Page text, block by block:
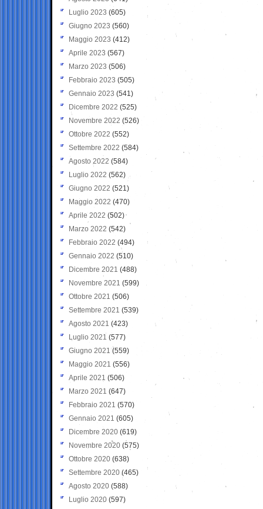
Luglio 2023 (605)
Giugno 2023 (560)
Maggio 2023 (412)
Aprile 2023 (567)
Marzo 2023 (506)
Febbraio 2023 (505)
Gennaio 2023 (541)
Dicembre 2022 (525)
Novembre 2022 (526)
Ottobre 2022 (552)
Settembre 2022 (584)
Agosto 2022 (584)
Luglio 2022 (562)
Giugno 2022 (521)
Maggio 2022 (470)
Aprile 2022 (502)
Marzo 2022 (542)
Febbraio 2022 (494)
Gennaio 2022 (510)
Dicembre 2021 (488)
Novembre 2021 (599)
Ottobre 2021 (506)
Settembre 2021 (539)
Agosto 2021 (423)
Luglio 2021 (577)
Giugno 2021(559)
Maggio 2021 (556)
Aprile 2021 (506)
Marzo 2021 (647)
Febbraio 2021 (570)
Gennaio 2021 (605)
Dicembre 2020 (619)
Novembre 2020 (575)
Ottobre 2020 (638)
Settembre 2020(465)
Agosto 2020 (588)
Luglio 2020 (597)